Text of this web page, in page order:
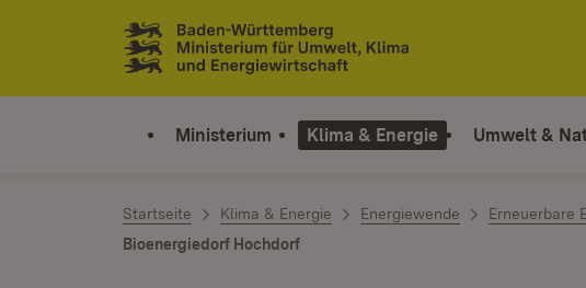
Zum Inhalt springen
Link zur Startseite
Ministerium Klima & Energie Umwelt &
Startseite Klima & Energie Energiewende Erneuerbare
Bioenergiedorf Hochdorf